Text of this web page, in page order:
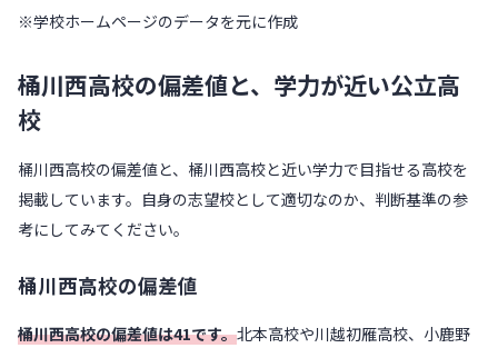
※学校ホームページのデータを元に作成
桶川西高校の偏差値と、学力が近い公立高
校
桶川西高校の偏差値と、桶川西高校と近い学力で目指せる高校を
掲載しています。自身の志望校として適切なのか、判断基準の参
考にしてみてください。
桶川西高校の偏差値
桶川西高校の偏差値は41です。北本高校や川越初雁高校、小鹿野